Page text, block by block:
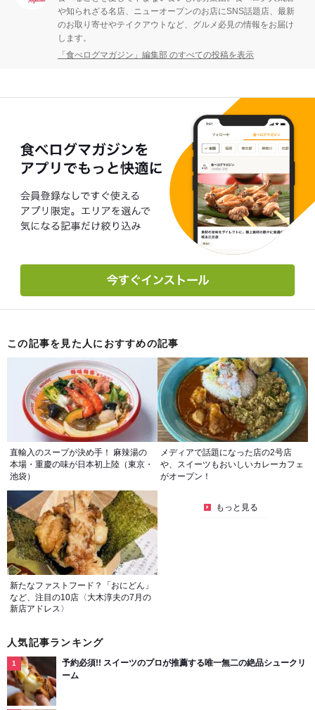
や知られざる名店、ニューオープンのお店にSNS話題店、最新
のお取り寄せやテイクアウトなど、グルメ必見の情報をお届け
します。
「食べログマガジン」編集部 のすべての投稿を表示
この記事を見た人におすすめの記事
直輸入のスープが決め手！ 麻辣湯の
本場・重慶の味が日本初上陸（東京・
池袋）
メディアで話題になった店の2号店
や、スイーツもおいしいカレーカフェ
がオープン！
新たなファストフード？「おにどん」
など、注目の10店〈大木淳夫の7月の
新店アドレス〉
もっと見る
人気記事ランキング
予約必須!! スイーツのプロが推薦する唯一無二の絶品シュークリ
ーム